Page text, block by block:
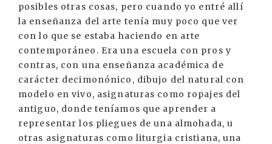
posibles otras cosas, pero cuando yo entré allí
la enseñanza del arte tenía muy poco que ver
con lo que se estaba haciendo en arte
contemporáneo. Era una escuela con pros y
contras, con una enseñanza académica de
carácter decimonónico, dibujo del natural con
modelo en vivo, asignaturas como ropajes del
antiguo, donde teníamos que aprender a
representar los pliegues de una almohada, u
otras asignaturas como liturgia cristiana, una